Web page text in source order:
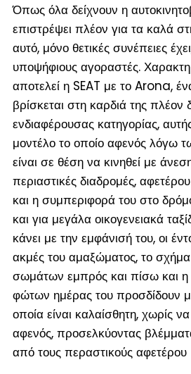
Όπως όλα δείχνουν η
επιστρέψει πλέον για τα καλά
αυτό, μόνο θετικές συνέπειες
υποψήφιους αγοραστές.
αποτελεί η SEAT με το Arona,
βρίσκεται στη καρδιά της πλέον
ενδιαφέρουσας κατηγορίας,
μοντέλο το οποίο αφενός λόγω
είναι σε θέση να κινηθεί με
περιαστικές διαδρομές,
και η συμπεριφορά του στο
και για μεγάλα οικογενειακά
κάνει με την εμφάνισή του, οι
ακμές του αμαξώματος, το
σωμάτων εμπρός και πίσω και η
φώτων ημέρας του προσδίδουν
οποία είναι καλαίσθητη, χωρίς
αφενός, προσελκύοντας
από τους περαστικούς αφετέρου